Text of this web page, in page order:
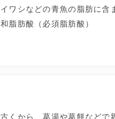
イワシなどの青魚の脂肪に含
和脂肪酸（必須脂肪酸）
古くから、葛湯や葛餅などで